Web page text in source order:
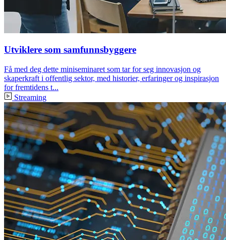
Utviklere som samfunnsbyggere
Få med deg dette miniseminaret som tar for seg innovasjon og
skaperkraft i offentlig sektor, med historier, erfaringer og inspirasjon
for fremtidens t...
Streaming